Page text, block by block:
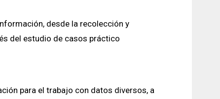
desde la recolección y
del estudio de casos práctico
para el trabajo con datos diversos, a